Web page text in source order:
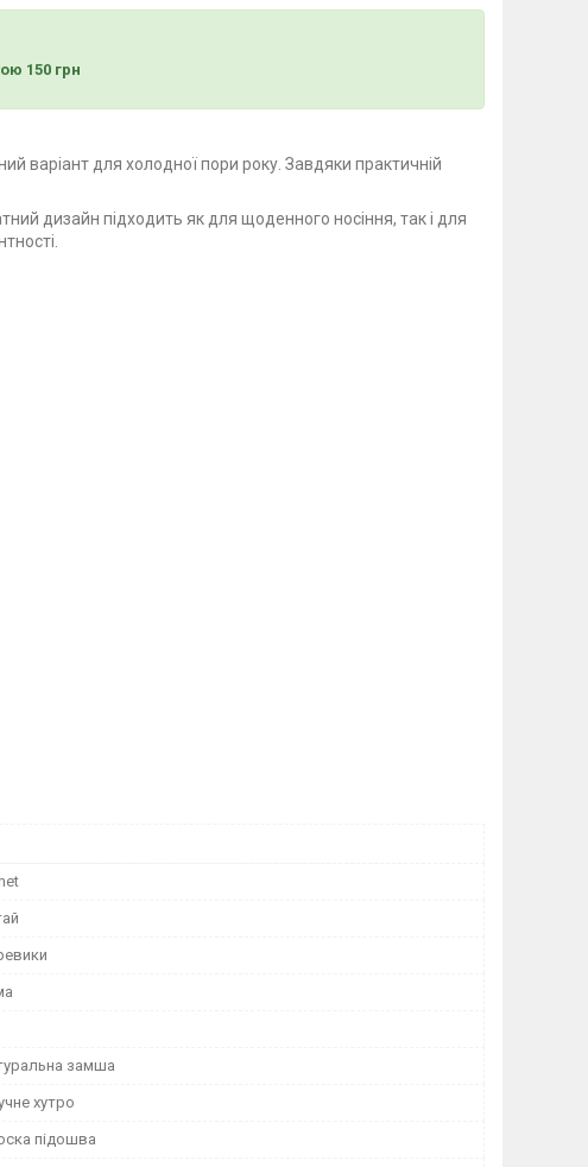
150 грн
варіант для холодної пори року. Завдяки практичній
дизайн підходить як для щоденного носіння, так і для
замша
хутро
підошва